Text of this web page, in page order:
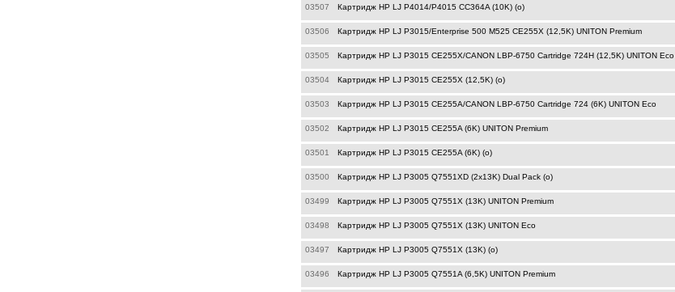
03507 Картридж HP LJ P4014/P4015 CC364A (10K) (o)
03506 Картридж HP LJ P3015/Enterprise 500 M525 CE255X (12,5K) UNITON Premium
03505 Картридж HP LJ P3015 CE255X/CANON LBP-6750 Cartridge 724H (12,5K) UNITON Eco
03504 Картридж HP LJ P3015 CE255X (12,5K) (o)
03503 Картридж HP LJ P3015 CE255A/CANON LBP-6750 Cartridge 724 (6K) UNITON Eco
03502 Картридж HP LJ P3015 CE255A (6K) UNITON Premium
03501 Картридж HP LJ P3015 CE255A (6K) (o)
03500 Картридж HP LJ P3005 Q7551XD (2х13K) Dual Pack (o)
03499 Картридж HP LJ P3005 Q7551X (13K) UNITON Premium
03498 Картридж HP LJ P3005 Q7551X (13K) UNITON Eco
03497 Картридж HP LJ P3005 Q7551X (13K) (o)
03496 Картридж HP LJ P3005 Q7551A (6,5K) UNITON Premium